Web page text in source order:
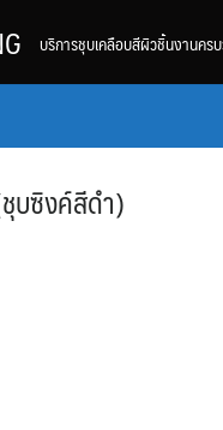
บริการชุบเคลือบสีผิวชิ้นงานครบ
ชุบซิงค์สีดำ)